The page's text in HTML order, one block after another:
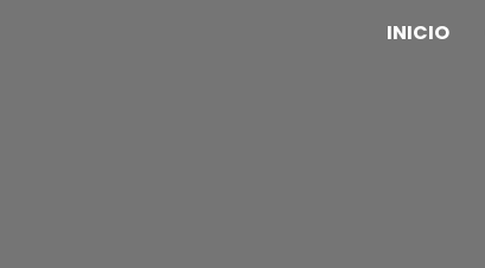
INICIO